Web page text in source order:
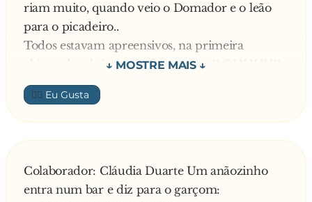
riam muito, quando veio o Domador e o leão
para o picadeiro..
Todos estavam apreensivos, na primeira
chicotada o leão rugiu ferozmente!! OHHHH!!
todos gritaram assustados..
Na segunda chicotada.. o leão partiu pra dento
do domador e estraçalhou o coitado.. Foi aquele
corre corre, todos subindo para o ultimo degrau
muitidão enlouquecida.. Quandos as pessoas
estavam no topo da arquibancada, perceberam
👍🏼
Colaborador: Cláudia Duarte Um anãozinho
entra num bar e diz para o garçom: